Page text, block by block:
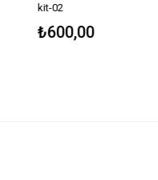
kit-02
₺600,00